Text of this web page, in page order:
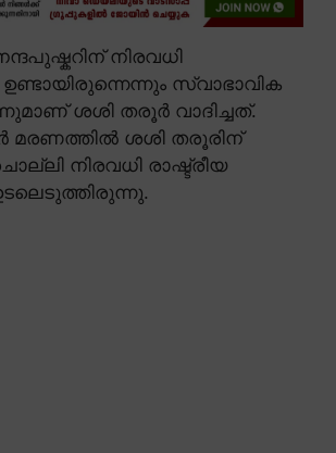
നിരവധി
സ്വാഭാവിക
ശശി തരൂർ വാദിച്ചത്.
മരണത്തിൽ ശശി തരൂരിന്
നിരവധി രാഷ്ട്രീയ